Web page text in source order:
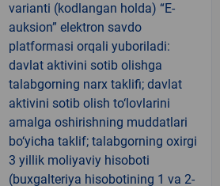
varianti (kodlangan holda) “E-
auksion” elektron savdo
platformasi orqali yuboriladi:
davlat aktivini sotib olishga
talabgorning narx taklifi; davlat
aktivini sotib olish to‘lovlarini
amalga oshirishning muddatlari
bo‘yicha taklif; talabgorning oxirgi
3 yillik moliyaviy hisoboti
(buxgalteriya hisobotining 1 va 2-